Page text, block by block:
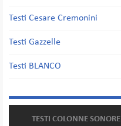
Testi Cesare Cremonini
Testi Gazzelle
Testi BLANCO
TESTI COLONNE SONORE